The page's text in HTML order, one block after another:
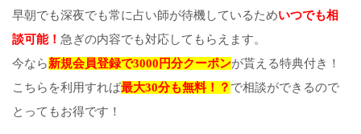
早朝でも深夜でも常に占い師が待機しているためいつでも相
談可能！ 急ぎの内容でも対応してもらえます。
今なら新規会員登録で3000円分クーポンが貰える特典付き！
こちらを利用すれば最大30分も無料！？ で相談ができるので
とってもお得です！